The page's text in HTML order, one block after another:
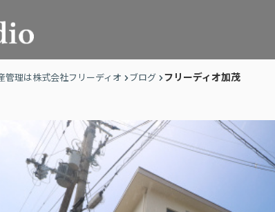
管理は株式会社フリーディオ ブログ フリーディオ加茂